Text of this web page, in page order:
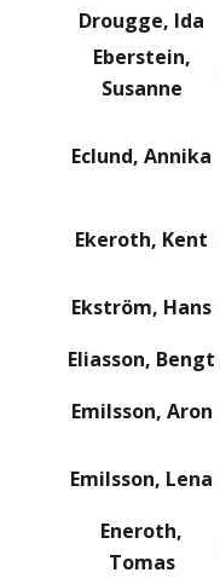
Drougge, Ida
Eberstein,
Susanne
Eclund, Annika
Ekeroth, Kent
Ekström, Hans
Eliasson, Bengt
Emilsson, Aron
Emilsson, Lena
Eneroth,
Tomas